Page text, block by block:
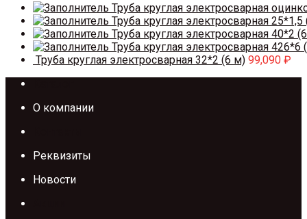
Труба круглая электросварная
Труба круглая электросварная
Труба круглая электросварная 40*2
Труба круглая электросварная 426*6
Труба круглая электросварная 32*2 (6 м) 99,090 ₽
О компании
Реквизиты
Новости